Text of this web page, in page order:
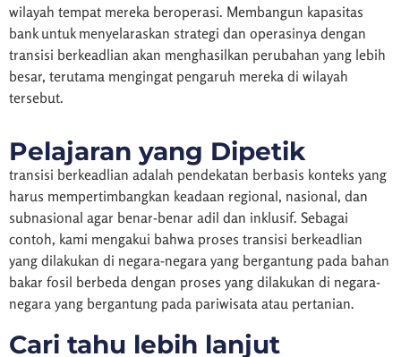
wilayah tempat mereka beroperasi. Membangun kapasitas
bank untuk menyelaraskan strategi dan operasinya dengan
transisi berkeadlian akan menghasilkan perubahan yang lebih
besar, terutama mengingat pengaruh mereka di wilayah
tersebut.
Pelajaran yang Dipetik
transisi berkeadlian adalah pendekatan berbasis konteks yang
harus mempertimbangkan keadaan regional, nasional, dan
subnasional agar benar-benar adil dan inklusif. Sebagai
contoh, kami mengakui bahwa proses transisi berkeadlian
yang dilakukan di negara-negara yang bergantung pada bahan
bakar fosil berbeda dengan proses yang dilakukan di negara-
negara yang bergantung pada pariwisata atau pertanian.
Cari tahu lebih lanjut